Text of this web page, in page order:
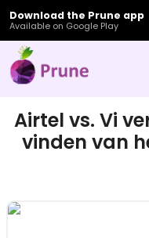
Download the Prune app
Available on Google Play
Airtel vs. Vi
vinden van